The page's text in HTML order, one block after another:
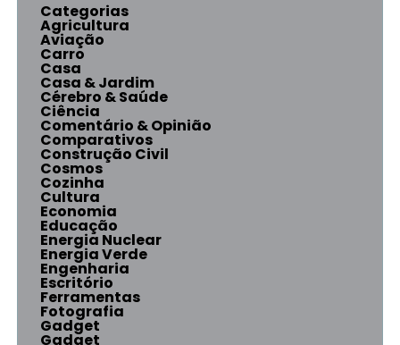
Categorias
Agricultura
Aviação
Carro
Casa
Casa & Jardim
Cérebro & Saúde
Ciência
Comentário & Opinião
Comparativos
Construção Civil
Cosmos
Cozinha
Cultura
Economia
Educação
Energia Nuclear
Energia Verde
Engenharia
Escritório
Ferramentas
Fotografia
Gadget
Gadget